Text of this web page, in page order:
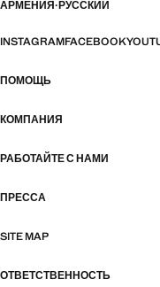
АРМЕНИЯ·РУССКИЙ
INSTAGRAMFACEBOOK
ПОМОЩЬ
КОМПАНИЯ
РАБОТАЙТЕ С НАМИ
ПРЕССА
SITE MAP
ОТВЕТСТВЕННОСТЬ